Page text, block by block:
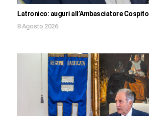
Latronico: auguri all’Ambasciatore Cospito
8 Agosto 2026